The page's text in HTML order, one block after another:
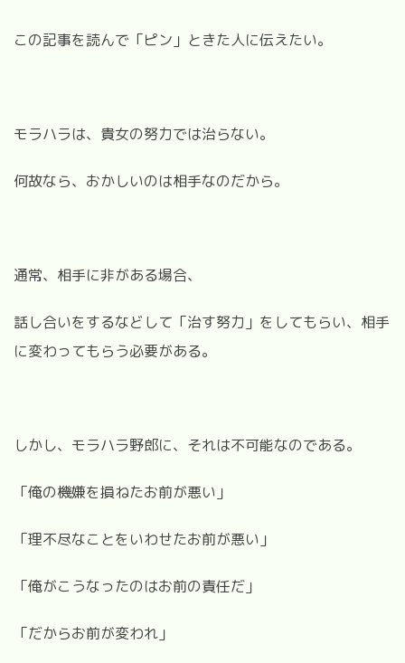
この記事を読んで「ピン」ときた人に伝えたい。
モラハラは、貴女の努力では治らない。
何故なら、おかしいのは相手なのだから。
通常、相手に非がある場合、
話し合いをするなどして「治す努力」をしてもらい、相手
に変わってもらう必要がある。
しかし、モラハラ野郎に、それは不可能なのである。
「俺の機嫌を損ねたお前が悪い」
「理不尽なことをいわせたお前が悪い」
「俺がこうなったのはお前の責任だ」
「だからお前が変われ」